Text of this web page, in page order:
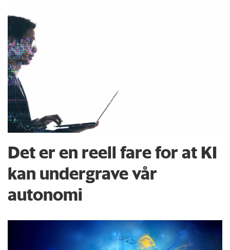
Det er en reell fare for at KI
kan undergrave vår
autonomi